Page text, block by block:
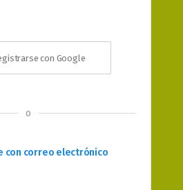
con Google
o
con correo electrónico